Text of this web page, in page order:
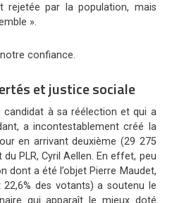
rejetée par la population, mais
».
confiance.
et justice sociale
candidat à sa réélection et qui a
a incontestablement créé la
en arrivant deuxième (29 275
PLR, Cyril Aellen. En effet, peu
dont a été l’objet Pierre Maudet,
des votants) a soutenu le